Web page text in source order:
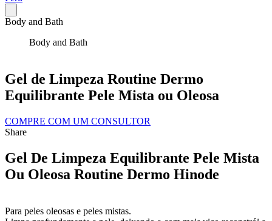
Body and Bath
Body and Bath
Gel de Limpeza Routine Dermo
Equilibrante Pele Mista ou Oleosa
COMPRE COM UM CONSULTOR
Share
Gel De Limpeza Equilibrante Pele Mista
Ou Oleosa Routine Dermo Hinode
Para peles oleosas e peles mistas.